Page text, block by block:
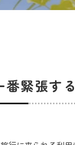
番緊張す